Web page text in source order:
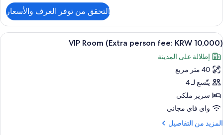
غرفة
لفردين
(Extra
person
fee:
KRW
10,000)
التحقق من توفر الغرف والأسعار
استعراض
جميع
صور
VIP
Room
(Extra
person
fee:
KRW
21
VIP Room (Extra person fee: KRW 10,000)
إطلالة على المدينة
40 متر مربع
يتّسع لـ 4
سرير ملكي
واي فاي مجاني
المزيد من التفاصيل
المزيد